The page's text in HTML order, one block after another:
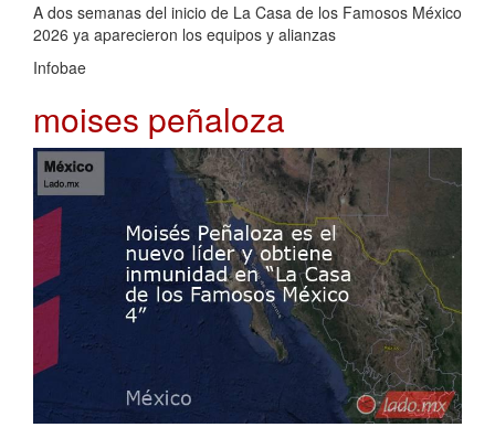
A dos semanas del inicio de La Casa de los Famosos México
2026 ya aparecieron los equipos y alianzas
Infobae
moises peñaloza